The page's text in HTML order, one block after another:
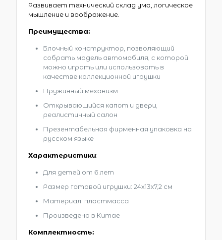
Развивает технический склад ума, логическое
мышление и воображение.
Преимущества:
Блочный конструктор, позволяющий
собрать модель автомобиля, с которой
можно играть или использовать в
качестве коллекционной игрушки
Пружинный механизм
Открывающийся капот и двери,
реалистичный салон
Презентабельная фирменная упаковка на
русском языке
Характеристики:
Для детей от 6 лет
Размер готовой игрушки: 24х13х7,2 см
Материал: пластмасса
Произведено в Китае
Комплектность: